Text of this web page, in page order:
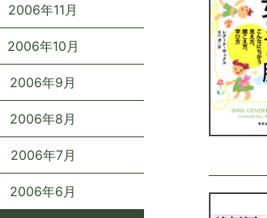
2006年11月
2006年10月
2006年9月
2006年8月
2006年7月
2006年6月